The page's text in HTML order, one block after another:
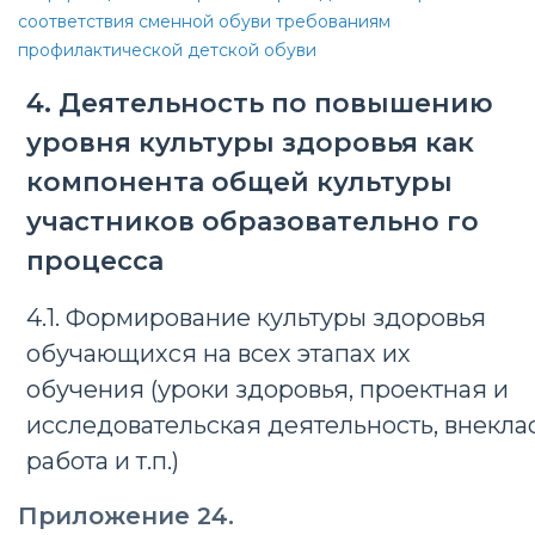
соответствия сменной обуви требованиям
профилактической детской обуви
4. Деятельность по повышению
уровня культуры здоровья как
компонента общей культуры
участников образовательно го
процесса
4.1. Формирование культуры здоровья
обучающихся на всех этапах их
обучения (уроки здоровья, проектная и
исследовательская деятельность,
работа и т.п.)
Приложение 24.